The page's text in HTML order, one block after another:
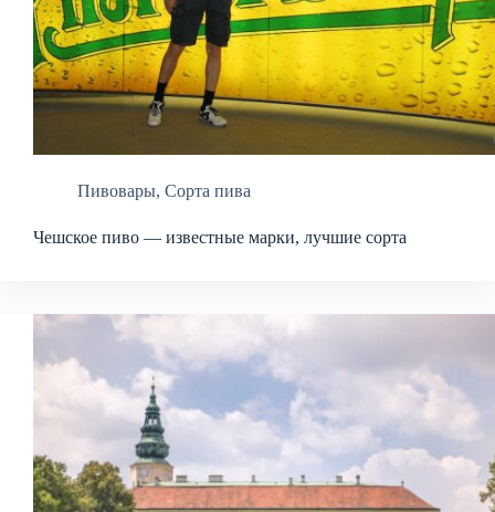
Пивовары, Сорта пива
Чешское пиво — известные марки, лучшие сорта